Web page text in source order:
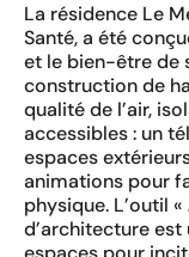
La résidence Le
Santé, a été
et le bien-être de
construction de
qualité de l’air,
accessibles : un
espaces
animations pour
physique. L’outil «
d’architecture